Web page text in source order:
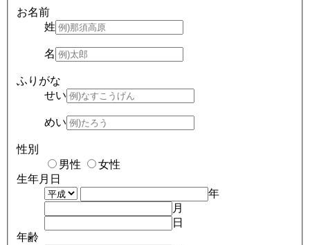
お名前
姓
名
ふりがな
せい
めい
性別
男性
女性
生年月日
年
月
日
年齢